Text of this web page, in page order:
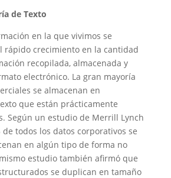
de Texto
en la que vivimos se
rápido crecimiento en la cantidad
recopilada, almacenada y
electrónico. La gran mayoría
se almacenan en
que están prácticamente
Según un estudio de Merrill Lynch
de todos los datos corporativos se
en algún tipo de forma no
estudio también afirmó que
se duplican en tamaño